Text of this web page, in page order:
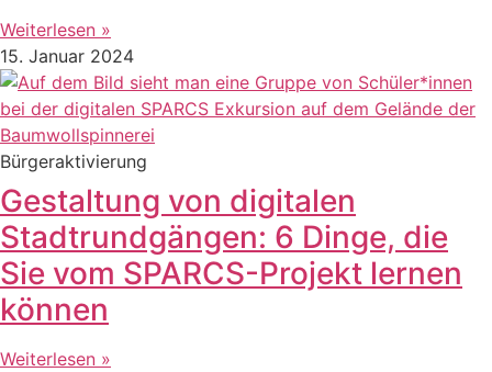
Weiterlesen »
15. Januar 2024
Bürgeraktivierung
Gestaltung von digitalen
Stadtrundgängen: 6 Dinge, die
Sie vom SPARCS-Projekt lernen
können
Weiterlesen »